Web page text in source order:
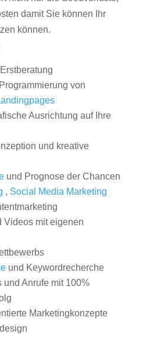
damit Sie können Ihr
können.
von
Ausrichtung auf Ihre
und kreative
und Prognose der Chancen
, Social Media Marketing
Videos mit eigenen
und Keywordrecherche
und Anrufe mit 100%
Marketingkonzepte